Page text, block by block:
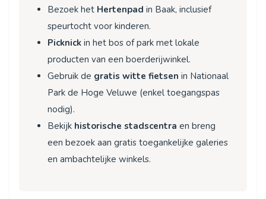
Bezoek het Hertenpad in Baak, inclusief
speurtocht voor kinderen.
Picknick in het bos of park met lokale
producten van een boerderijwinkel.
Gebruik de gratis witte fietsen in Nationaal
Park de Hoge Veluwe (enkel toegangspas
nodig).
Bekijk historische stadscentra en breng
een bezoek aan gratis toegankelijke galeries
en ambachtelijke winkels.